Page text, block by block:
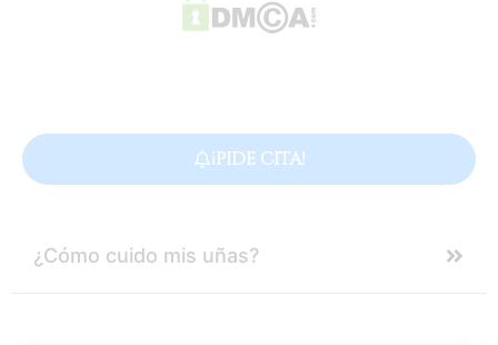
¡PIDE CITA!
¿Cómo cuido mis uñas?